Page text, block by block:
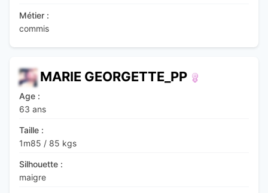
Métier :
commis
MARIE GEORGETTE_PP
Age :
63 ans
Taille :
1m85 / 85 kgs
Silhouette :
maigre